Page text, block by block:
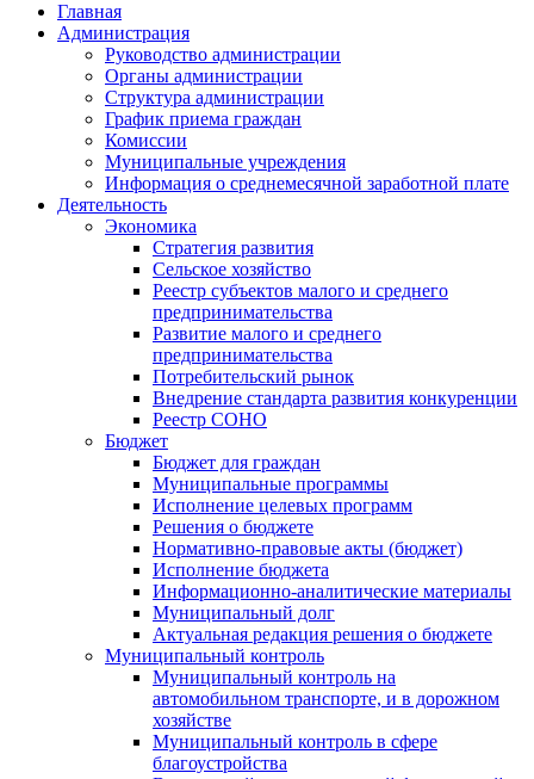
Главная
Администрация
Руководство администрации
Органы администрации
Структура администрации
График приема граждан
Комиссии
Муниципальные учреждения
Информация о среднемесячной заработной плате
Деятельность
Экономика
Стратегия развития
Сельское хозяйство
Реестр субъектов малого и среднего
предпринимательства
Развитие малого и среднего
предпринимательства
Потребительский рынок
Внедрение стандарта развития конкуренции
Реестр СОНО
Бюджет
Бюджет для граждан
Муниципальные программы
Исполнение целевых программ
Решения о бюджете
Нормативно-правовые акты (бюджет)
Исполнение бюджета
Информационно-аналитические материалы
Муниципальный долг
Актуальная редакция решения о бюджете
Муниципальный контроль
Муниципальный контроль на
автомобильном транспорте, и в дорожном
хозяйстве
Муниципальный контроль в сфере
благоустройства